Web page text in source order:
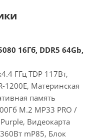
16Гб, DDR5 64Gb,
ГГц TDP 117Вт,
1200E, Материнская
память
M.2 MP33 PRO /
Видеокарта
mP85, Блок